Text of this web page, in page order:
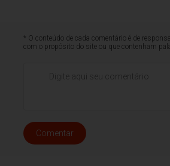
* O conteúdo de cada comentário é de
com o propósito do site ou que contenham
Comentar